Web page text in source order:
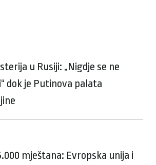
u Rusiji: „Nigdje se ne
dok je Putinova palata
mještana: Evropska unija i